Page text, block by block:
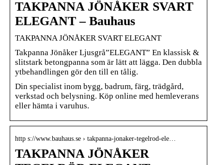
TAKPANNA JÖNÅKER SVART
ELEGANT – Bauhaus
TAKPANNA JÖNÅKER SVART ELEGANT
Takpanna Jönåker Ljusgrå”ELEGANT” En klassisk &
slitstark betongpanna som är lätt att lägga. Den dubbla
ytbehandlingen gör den till en tålig.
Din specialist inom bygg, badrum, färg, trädgård,
verkstad och belysning. Köp online med hemleverans
eller hämta i varuhus.
http s://www.bauhaus.se › takpanna-jonaker-tegelrod-ele…
TAKPANNA JÖNÅKER